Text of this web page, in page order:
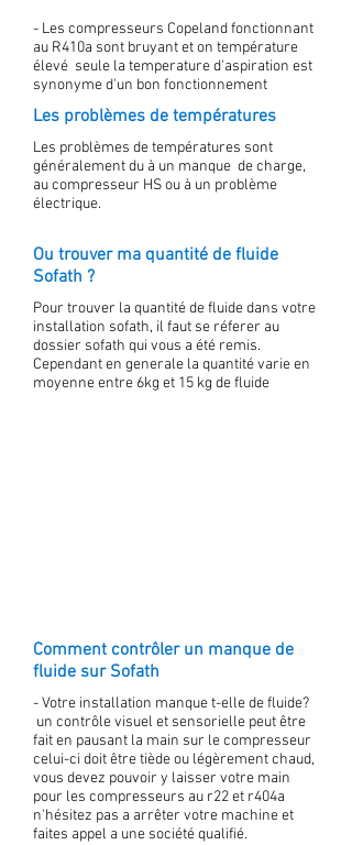
- Les compresseurs Copeland fonctionnant
au R410a sont bruyant et on température
élevé seule la temperature d'aspiration est
synonyme d'un bon fonctionnement
Les problèmes de températures
Les problèmes de températures sont
généralement du à un manque de charge,
au compresseur HS ou à un problème
électrique.
Ou trouver ma quantité de fluide
Sofath ?
Pour trouver la quantité de fluide dans votre
installation sofath, il faut se réferer au
dossier sofath qui vous a été remis.
Cependant en generale la quantité varie en
moyenne entre 6kg et 15 kg de fluide
Comment contrôler un manque de
fluide sur Sofath
- Votre installation manque t-elle de fluide?
un contrôle visuel et sensorielle peut être
fait en pausant la main sur le compresseur
celui-ci doit être tiède ou légèrement chaud,
vous devez pouvoir y laisser votre main
pour les compresseurs au r22 et r404a
n'hésitez pas a arrêter votre machine et
faites appel a une société qualifié.